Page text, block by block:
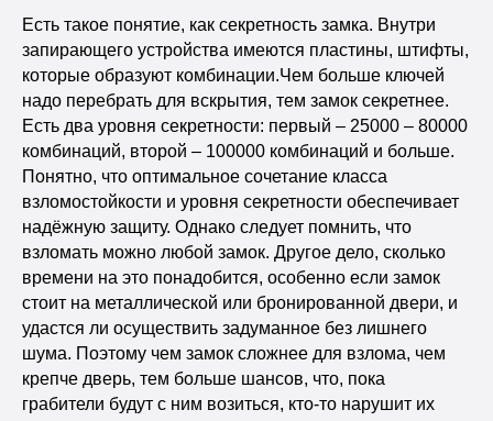
Есть такое понятие, как секретность замка. Внутри
запирающего устройства имеются пластины, штифты,
которые образуют комбинации.Чем больше ключей
надо перебрать для вскрытия, тем замок секретнее.
Есть два уровня секретности: первый – 25000 – 80000
комбинаций, второй – 100000 комбинаций и больше.
Понятно, что оптимальное сочетание класса
взломостойкости и уровня секретности обеспечивает
надёжную защиту. Однако следует помнить, что
взломать можно любой замок. Другое дело, сколько
времени на это понадобится, особенно если замок
стоит на металлической или бронированной двери, и
удастся ли осуществить задуманное без лишнего
шума. Поэтому чем замок сложнее для взлома, чем
крепче дверь, тем больше шансов, что, пока
грабители будут с ним возиться, кто-то нарушит их